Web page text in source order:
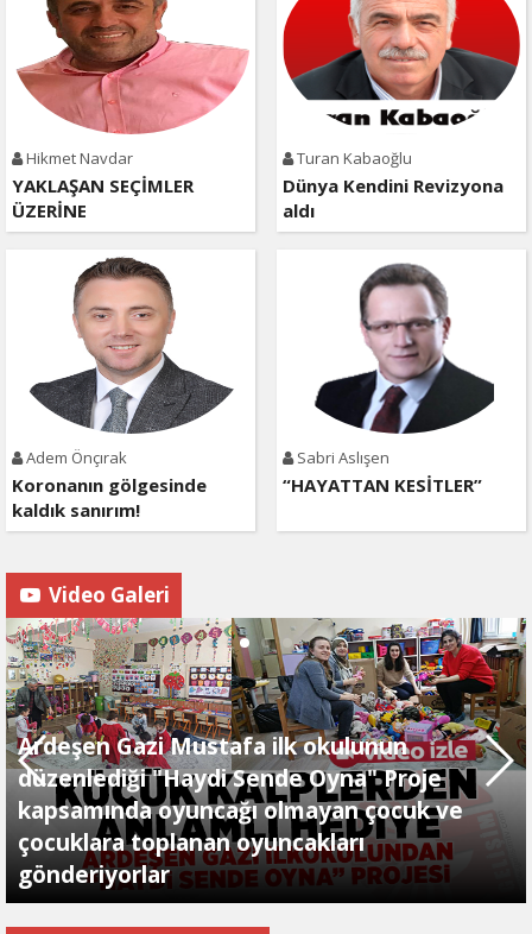
Hikmet Navdar
YAKLAŞAN SEÇİMLER
ÜZERİNE
Turan Kabaoğlu
Dünya Kendini Revizyona
aldı
Adem Önçırak
Koronanın gölgesinde
kaldık sanırım!
Sabri Aslışen
“HAYATTAN KESİTLER”
Video Galeri
Ardeşen Gazi Mustafa ilk okulunun
düzenlediği "Haydi Sende Oyna" Proje
kapsamında oyuncağı olmayan çocuk ve
çocuklara toplanan oyuncakları
gönderiyorlar